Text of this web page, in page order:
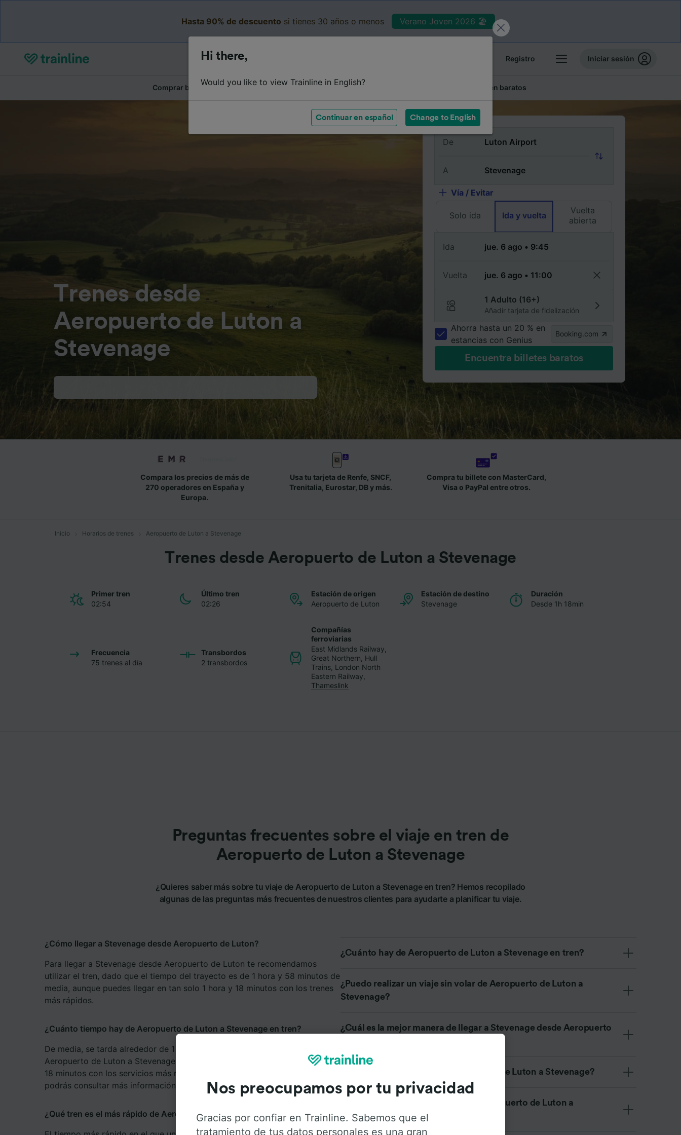
Hasta 90% de descuento si tienes 30 años o menos Verano Joven 2026 🏖️
Registro Iniciar sesión
Comprar billetes Resumen del viaje Horarios Preguntas frecuentes Billetes de tren baratos
Trenes desde
Aeropuerto de Luton a
Stevenage
De
A
Vía / Evitar
Solo ida Ida y vuelta
Vuelta
abierta
Ida
Vuelta
1 Adulto (16+)
Añadir tarjeta de fidelización
Ahorra hasta un 20 % en
estancias con Genius
Booking.com
Encuentra billetes baratos
Compara los precios de más de
270 operadores en España y
Europa.
Usa tu tarjeta de Renfe, SNCF,
Trenitalia, Eurostar, DB y más.
Compra tu billete con MasterCard,
Visa o PayPal entre otros.
Inicio Horarios de trenes Aeropuerto de Luton a Stevenage
Trenes desde Aeropuerto de Luton a Stevenage
Primer tren
02:54
Último tren
02:26
Estación de origen
Aeropuerto de Luton
Estación de destino
Stevenage
Duración
Desde 1h 18min
Frecuencia
75 trenes al día
Transbordos
2 transbordos
Compañías
ferroviarias
East Midlands Railway
Great Northern Hull
Trains London North
Eastern Railway
Thameslink
Preguntas frecuentes sobre el viaje en tren de
Aeropuerto de Luton a Stevenage
¿Quieres saber más sobre tu viaje de Aeropuerto de Luton a Stevenage en tren? Hemos recopilado
algunas de las preguntas más frecuentes de nuestros clientes para ayudarte a planificar tu viaje.
¿Cómo llegar a Stevenage desde Aeropuerto de Luton?
Para llegar a Stevenage desde Aeropuerto de Luton te recomendamos
utilizar el tren, dado que el tiempo del trayecto es de 1 hora y 58 minutos de
media, aunque puedes llegar en tan solo 1 hora y 18 minutos con los trenes
más rápidos.
¿Cuánto tiempo hay de Aeropuerto de Luton a Stevenage en tren?
De media, se tarda alrededor de 1 hora y 58 minutos en viajar de
Aeropuerto de Luton a Stevenage en tren, aunque puedes llegar en 1 hora y
18 minutos con los servicios más rápidos. En nuestro
podrás consultar más información.
¿Qué tren es el más rápido de Aeropuerto de Luton a Stevenage?
¿Cuánto hay de Aeropuerto de Luton a Stevenage en tren?
¿Puedo realizar un viaje sin volar de Aeropuerto de Luton a
Stevenage?
¿Cuál es la mejor manera de llegar a Stevenage desde Aeropuerto
¿Cuándo sale el primer de Aeropuerto de Luton a Stevenage?
¿A qué hora sale el último tren de Aeropuerto de Luton a
Stevenage?
Hi there,
Would you like to view Trainline in English?
Continuar en español Change to English
Nos preocupamos por tu privacidad
Gracias por confiar en Trainline. Sabemos que el
tratamiento de tus datos personales es una gran